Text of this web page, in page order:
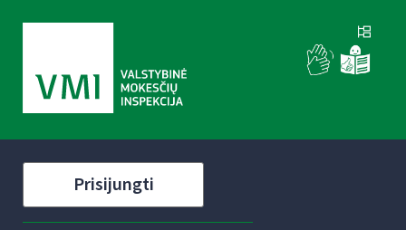
Prisijungti